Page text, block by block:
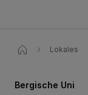
Lokales
Bergische Uni